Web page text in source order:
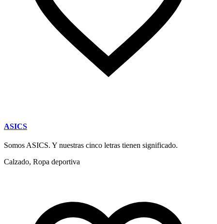
ASICS
Somos ASICS. Y nuestras cinco letras tienen significado.
Calzado, Ropa deportiva